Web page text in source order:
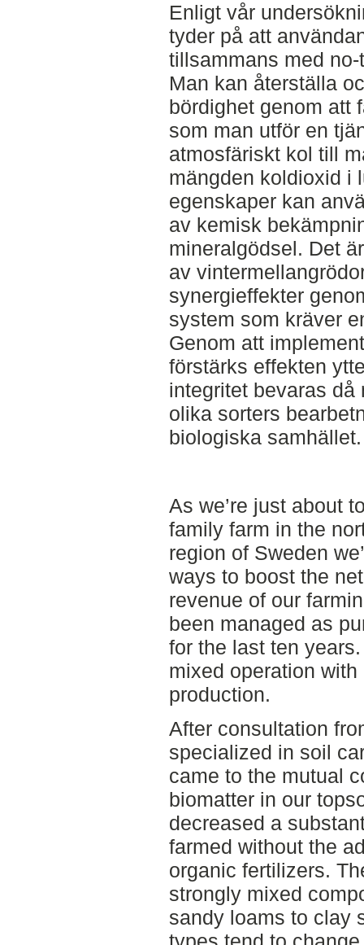
Enligt vår
tyder på att
tillsammans med
Man kan återställa
bördighet genom att
som man utför en
atmosfäriskt kol till
mängden koldioxid i
egenskaper kan
av kemisk
mineralgödsel. Det
av
synergieffekter
system som kräver
Genom att
förstärks effekten
integritet bevaras då
olika sorters
biologiska samhället.
As we’re just about
family farm in the
region of Sweden
ways to boost the net
revenue of our
been managed as
for the last ten
mixed operation
production.
After consultation
specialized in soil
came to the mutual
biomatter in our
decreased a
farmed without the
organic fertilizers.
strongly mixed
sandy loams to clay